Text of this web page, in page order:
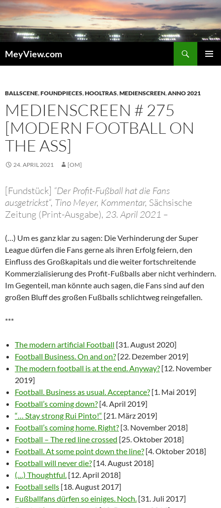
Zum
Inhalt
springen
MeyView.com
BALLSCENE,FOUNDPIECES,HOOLTRAS,MEDIENSCREEN,ANNO 2021
MEDIENSCREEN # 275
[MODERN FOOTBALL ON
THE ASS]
24. APRIL 2021 [OM]
[Fundstück] “Der Profit-Fußball hat die Fans
ausgetrickst“, Tino Meyer, Kommentar, Sächsische
Zeitung (Print-Ausgabe), 23. April 2021 –
(…) Um es ganz klar zu sagen: Die Verhinderung der Super
League dürfen die Fans gerne als ihren Erfolg feiern, den
Einfluss des Großkapitals und die weiter fortschreitende
Kommerzialisierung des Profit-Fußballs aber nicht verhindern.
Im Gegenteil, man könnte auch sagen, die Fans sind auf den
großen Bluff des großen Fußballs schlichtweg reingefallen.
***
The modern artificial Football [31. August 2020]
Football Business. On and on? [22. Dezember 2019]
The modern football is at the end. Anyway? [12. November
2019]
Football. Business as usual. Acceptance? [1. Mai 2019]
Football’s coming down? [4. April 2019]
“… Stay strong Rui Pinto!“ [21. März 2019]
Football’s coming home. Right? [3. November 2018]
Football – The red line crossed [25. Oktober 2018]
Football. At some point down the line? [4. Oktober 2018]
Football will never die? [14. August 2018]
(…) Thoughtful. [12. April 2018]
Football sells [18. August 2017]
Fußballfans dürfen so einiges. Noch. [31. Juli 2017]